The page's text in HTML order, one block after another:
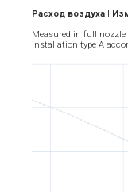
Расход воздуха |
Measured in full
installation type A